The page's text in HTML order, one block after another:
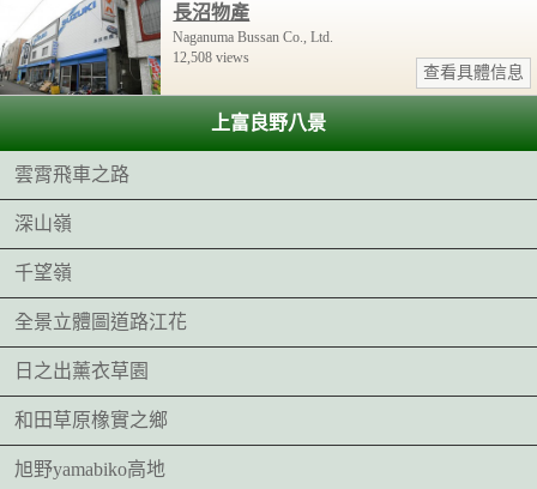
長沼物產
Naganuma Bussan Co., Ltd.
12,508 views
查看具體信息
上富良野八景
雲霄飛車之路
深山嶺
千望嶺
全景立體圖道路江花
日之出薰衣草園
和田草原橡實之鄉
旭野yamabiko高地